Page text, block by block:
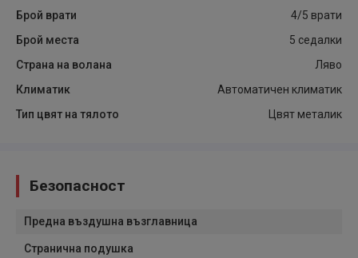
Брой врати
4/5 врати
Брой места
5 седалки
Страна на волана
Ляво
Климатик
Автоматичен климатик
Тип цвят на тялото
Цвят металик
Безопасност
Предна въздушна възглавница
Странична подушка